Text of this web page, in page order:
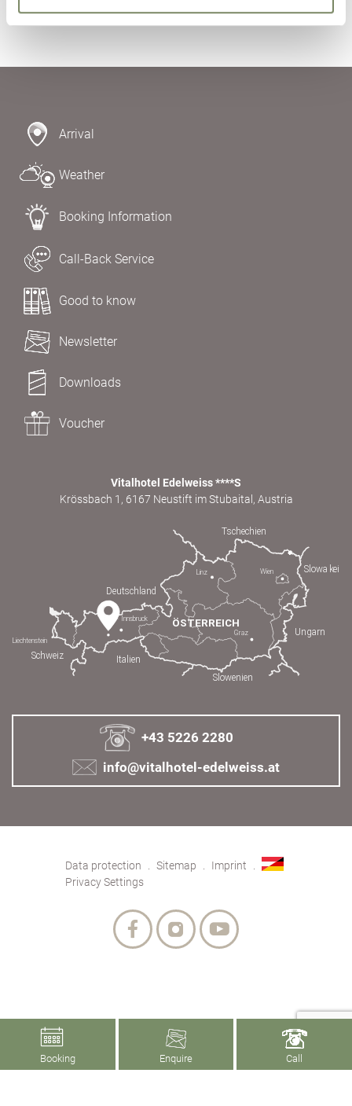
Arrival
Weather
Booking Information
Call-Back Service
Good to know
Newsletter
Downloads
Voucher
Vitalhotel Edelweiss ****S
Krössbach 1, 6167 Neustift im Stubaital, Austria
+43 5226 2280
info@vitalhotel-edelweiss.at
Data protection Sitemap
Imprint
Privacy Settings
Booking Enquire Call